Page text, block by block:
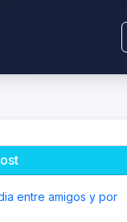
entre amigos y por